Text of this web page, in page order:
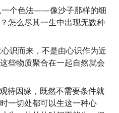
一个色法——像沙子那样的细
怎么尽其一生中出现无数种
识而来，不是由心识作为近
些物质聚合在一起自然就会
待因缘，既然不需要条件就
一切处都可以生这一种心